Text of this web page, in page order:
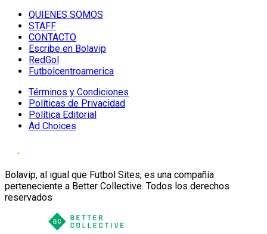
QUIENES SOMOS
STAFF
CONTACTO
Escribe en Bolavip
RedGol
Futbolcentroamerica
Términos y Condiciones
Políticas de Privacidad
Política Editorial
Ad Choices
Bolavip, al igual que Futbol Sites, es una compañía
perteneciente a Better Collective. Todos los derechos
reservados